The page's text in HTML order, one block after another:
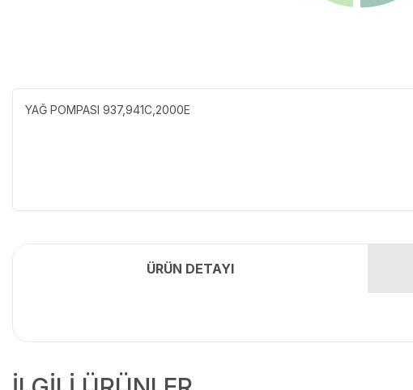
YAĞ POMPASI 937,941C,2000E
ÜRÜN DETAYI